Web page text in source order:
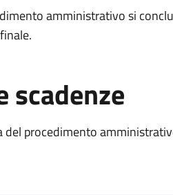
amministrativo si
scadenze
del procedimento